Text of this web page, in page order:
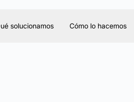
solucionamos Cómo lo hacemos